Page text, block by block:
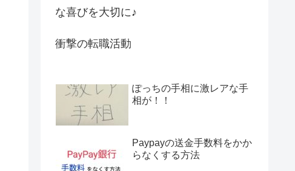
な喜びを大切に♪
衝撃の転職活動
ぽっちの手相に激レアな手
相が！！
Paypayの送金手数料をかか
らなくする方法